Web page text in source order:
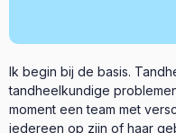
Ik begin bij de basis.
tandheelkundige
moment een team met
iedereen op zijn of haar